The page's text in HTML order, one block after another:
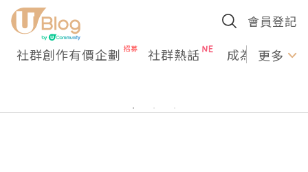
會員登記
社群創作有價企劃 社群熱話 成為U更多